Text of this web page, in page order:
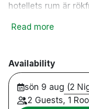
hotellets rum är
minikylskåp,
Hotellets trevliga
sitt kök på den
allt från
och kända
Read more
Availability
sön 9 aug (2
2 Guests, 1